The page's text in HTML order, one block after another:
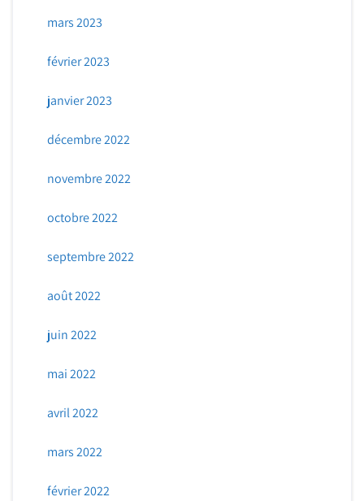
mars 2023
février 2023
janvier 2023
décembre 2022
novembre 2022
octobre 2022
septembre 2022
août 2022
juin 2022
mai 2022
avril 2022
mars 2022
février 2022